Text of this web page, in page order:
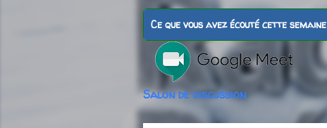
Ce que vous avez écouté cette semaine
Salon de discussion